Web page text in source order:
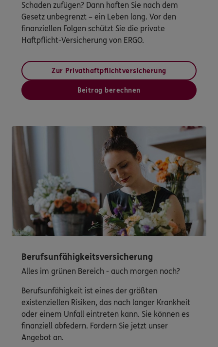
Schaden zufügen? Dann haften Sie nach dem
Gesetz unbegrenzt – ein Leben lang. Vor den
finanziellen Folgen schützt Sie die private
Haftpflicht-Versicherung von ERGO.
Zur Privathaftpflichtversicherung
Beitrag berechnen
Berufsunfähigkeitsversicherung
Alles im grünen Bereich - auch morgen noch?
Berufsunfähigkeit ist eines der größten
existenziellen Risiken, das nach langer Krankheit
oder einem Unfall eintreten kann. Sie können es
finanziell abfedern. Fordern Sie jetzt unser
Angebot an.